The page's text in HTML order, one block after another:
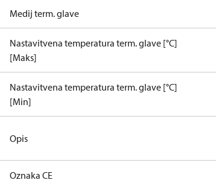
Medij term. glave
Nastavitvena temperatura term. glave [°C]
[Maks]
Nastavitvena temperatura term. glave [°C]
[Min]
Opis
Oznaka CE